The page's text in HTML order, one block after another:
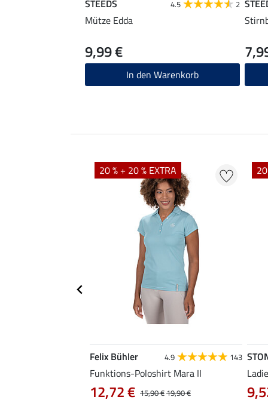
STEEDS 4.5 2
Mütze Edda
9,99 €
In den Warenkorb
20 % + 20 % EXTRA
Felix Bühler 4.9 143
Funktions-Poloshirt Mara II
15,90 €19,90 €
12,72 €